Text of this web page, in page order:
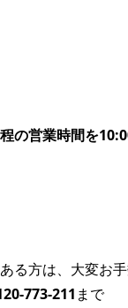
の営業時間を
る方は、大変お
773-211 まで